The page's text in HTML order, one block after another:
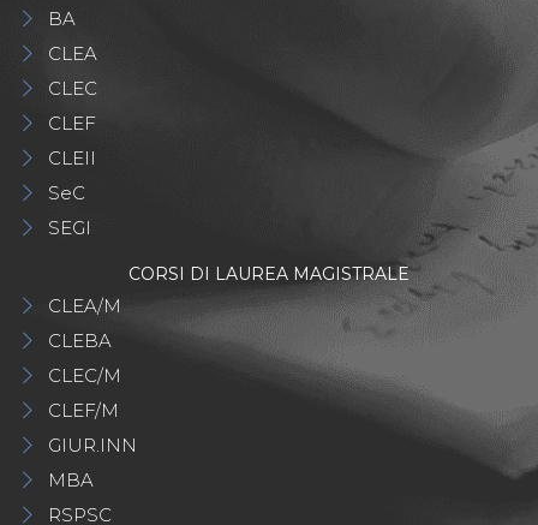
BA
CLEA
CLEC
CLEF
CLEII
SeC
SEGI
CORSI DI LAUREA MAGISTRALE
CLEA/M
CLEBA
CLEC/M
CLEF/M
GIUR.INN
MBA
RSPSC